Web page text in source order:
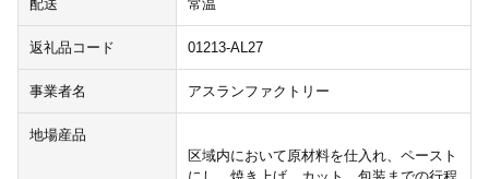
配送 常温
返礼品コード 01213-AL27
事業者名 アスランファクトリー
地場産品
区域内において原材料を仕入れ、ペースト